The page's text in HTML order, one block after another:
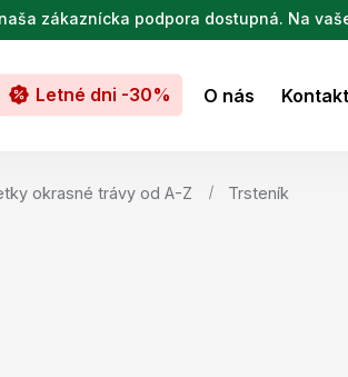
zákaznícka podpora dostupná. Na
Letné dni -30% O nás Kontakt
okrasné trávy od A-Z Trsteník